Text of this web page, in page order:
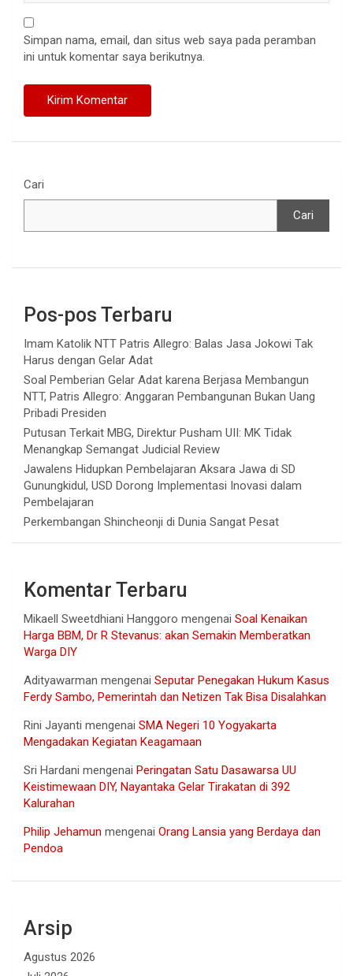
Simpan nama, email, dan situs web saya pada peramban
ini untuk komentar saya berikutnya.
Cari
Cari
Pos-pos Terbaru
Imam Katolik NTT Patris Allegro: Balas Jasa Jokowi Tak
Harus dengan Gelar Adat
Soal Pemberian Gelar Adat karena Berjasa Membangun
NTT, Patris Allegro: Anggaran Pembangunan Bukan Uang
Pribadi Presiden
Putusan Terkait MBG, Direktur Pusham UII: MK Tidak
Menangkap Semangat Judicial Review
Jawalens Hidupkan Pembelajaran Aksara Jawa di SD
Gunungkidul, USD Dorong Implementasi Inovasi dalam
Pembelajaran
Perkembangan Shincheonji di Dunia Sangat Pesat
Komentar Terbaru
Mikaell Sweetdhiani Hanggoro mengenai Soal Kenaikan
Harga BBM, Dr R Stevanus: akan Semakin Memberatkan
Warga DIY
Adityawarman mengenai Seputar Penegakan Hukum Kasus
Ferdy Sambo, Pemerintah dan Netizen Tak Bisa Disalahkan
Rini Jayanti mengenai SMA Negeri 10 Yogyakarta
Mengadakan Kegiatan Keagamaan
Sri Hardani mengenai Peringatan Satu Dasawarsa UU
Keistimewaan DIY, Nayantaka Gelar Tirakatan di 392
Kalurahan
Philip Jehamun mengenai Orang Lansia yang Berdaya dan
Pendoa
Arsip
Agustus 2026